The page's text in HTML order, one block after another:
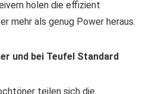
holen die effizient
mehr als genug Power heraus.
und bei Teufel Standard
teilen sich die